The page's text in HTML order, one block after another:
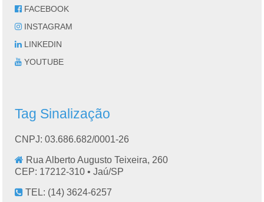
FACEBOOK
INSTAGRAM
LINKEDIN
YOUTUBE
Tag Sinalização
CNPJ: 03.686.682/0001-26
Rua Alberto Augusto Teixeira, 260
CEP: 17212-310 •Jaú/SP
TEL: (14) 3624-6257